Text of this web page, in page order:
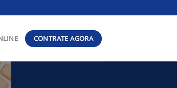
CONTRATE AGORA